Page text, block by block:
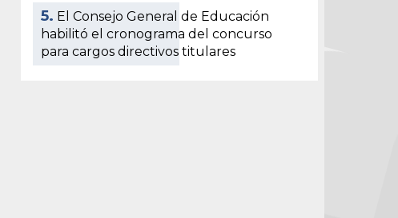
5. El Consejo General de Educación
habilitó el cronograma del concurso
para cargos directivos titulares